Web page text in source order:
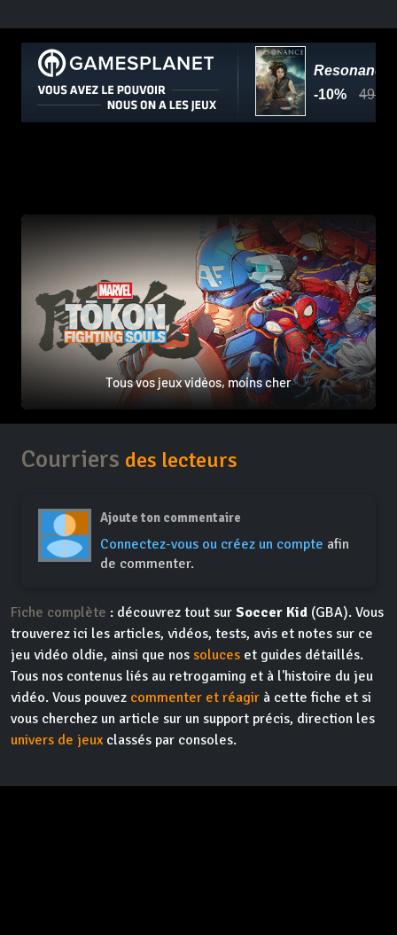
Tous vos jeux vidéos, moins cher
Courriers des lecteurs
Ajoute ton commentaire
Connectez-vous ou créez un compte afin
de commenter.
Fiche complète : découvrez tout sur Soccer Kid (GBA). Vous
trouverez ici les articles, vidéos, tests, avis et notes sur ce
jeu vidéo oldie, ainsi que nos soluces et guides détaillés.
Tous nos contenus liés au retrogaming et à l'histoire du jeu
vidéo. Vous pouvez commenter et réagir à cette fiche et si
vous cherchez un article sur un support précis, direction les
univers de jeux classés par consoles.